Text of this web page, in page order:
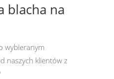
blacha na
wybieranym
naszych klientów z